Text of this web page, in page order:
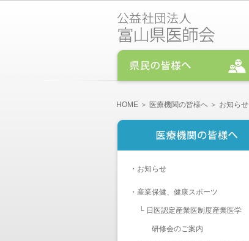
HOME ＞ 医療機関の皆様へ ＞ お知らせ
・ お知らせ
・ 産業保健、健康スポーツ
└ 日医認定産業医制度産業医学
研修会のご案内